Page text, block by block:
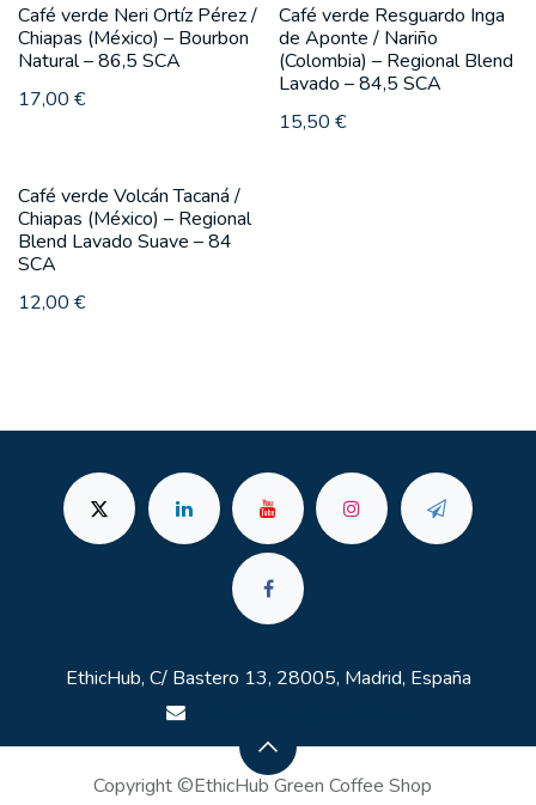
Café verde Neri Ortíz Pérez /
Chiapas (México) – Bourbon
Natural – 86,5 SCA
17,00 €
Café verde Resguardo Inga
de Aponte / Nariño
(Colombia) – Regional Blend
Lavado – 84,5 SCA
15,50 €
Café verde Volcán Tacaná /
Chiapas (México) – Regional
Blend Lavado Suave – 84
SCA
12,00 €
EthicHub, C/ Bastero 13, 28005, Madrid, España
Copyright ©EthicHub Green Coffee Shop